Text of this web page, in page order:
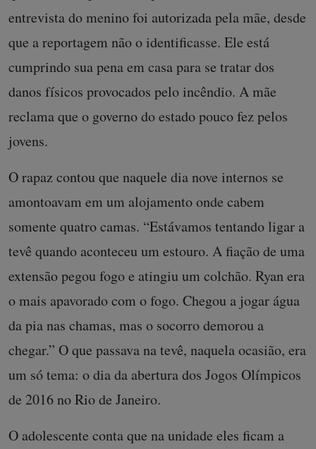
entrevista do menino foi autorizada pela mãe, desde
que a reportagem não o identificasse. Ele está
cumprindo sua pena em casa para se tratar dos
danos físicos provocados pelo incêndio. A mãe
reclama que o governo do estado pouco fez pelos
jovens.
O rapaz contou que naquele dia nove internos se
amontoavam em um alojamento onde cabem
somente quatro camas. “Estávamos tentando ligar a
tevê quando aconteceu um estouro. A fiação de uma
extensão pegou fogo e atingiu um colchão. Ryan era
o mais apavorado com o fogo. Chegou a jogar água
da pia nas chamas, mas o socorro demorou a
chegar.” O que passava na tevê, naquela ocasião, era
um só tema: o dia da abertura dos Jogos Olímpicos
de 2016 no Rio de Janeiro.
O adolescente conta que na unidade eles ficam a